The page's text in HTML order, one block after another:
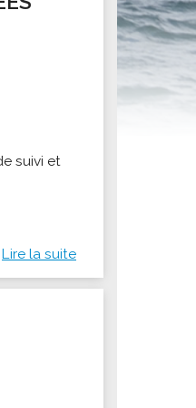
suivi et
Lire la suite